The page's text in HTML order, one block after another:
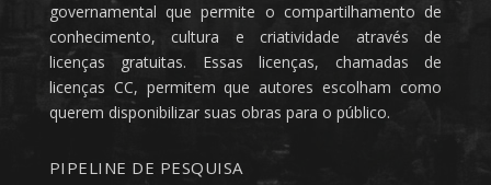
governamental que permite o compartilhamento de
conhecimento, cultura e criatividade através de
licenças gratuitas. Essas licenças, chamadas de
licenças CC, permitem que autores escolham como
querem disponibilizar suas obras para o público.
PIPELINE DE PESQUISA